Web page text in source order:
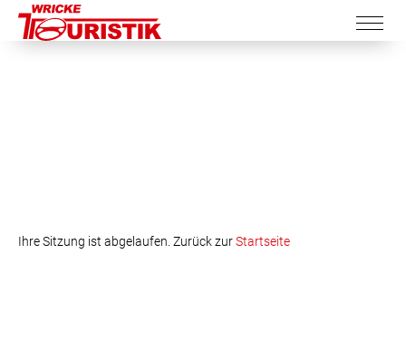
Ihre Sitzung ist abgelaufen. Zurück zurStartseite